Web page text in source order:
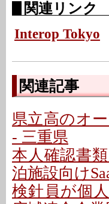
関連リンク
Interop Tokyo
関連記事
県立高のオ
- 三重県
本人確認書
泊施設向け
検針員が個